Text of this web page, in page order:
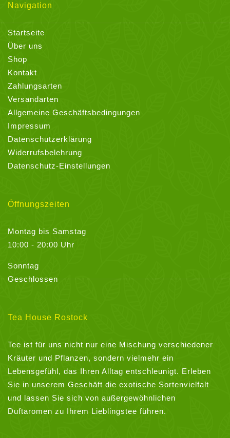
Navigation
Startseite
Über uns
Shop
Kontakt
Zahlungsarten
Versandarten
Allgemeine Geschäftsbedingungen
Impressum
Datenschutzerklärung
Widerrufsbelehrung
Datenschutz-Einstellungen
Öffnungszeiten
Montag bis Samstag
10:00 - 20:00 Uhr
Sonntag
Geschlossen
Tea House Rostock
Tee ist für uns nicht nur eine Mischung verschiedener
Kräuter und Pflanzen, sondern vielmehr ein
Lebensgefühl, das Ihren Alltag entschleunigt. Erleben
Sie in unserem Geschäft die exotische Sortenvielfalt
und lassen Sie sich von außergewöhnlichen
Duftaromen zu Ihrem Lieblingstee führen.